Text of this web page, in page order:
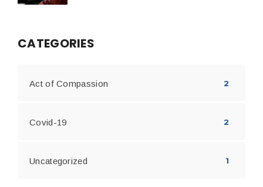
CATEGORIES
Act of Compassion 2
Covid-19 2
Uncategorized 1